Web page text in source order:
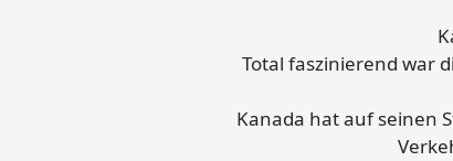
Total faszinierend war
Kanada hat auf seinen